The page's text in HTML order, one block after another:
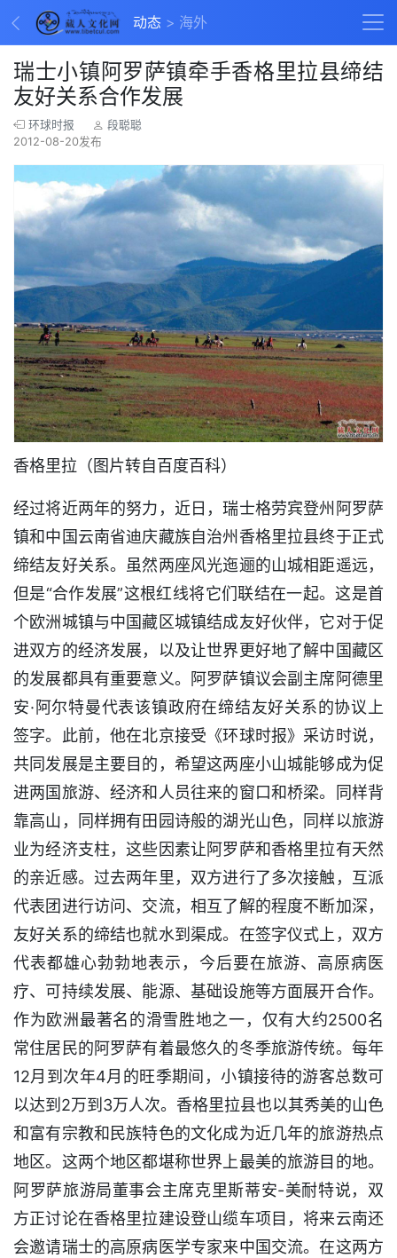
动态 海外
瑞士小镇阿罗萨镇牵手香格里拉县缔结
友好关系合作发展
环球时报
段聪聪
2012-08-20发布
香格里拉（图片转自百度百科）
经过将近两年的努力，近日，瑞士格劳宾登州阿罗萨
镇和中国云南省迪庆藏族自治州香格里拉县终于正式
缔结友好关系。虽然两座风光迤逦的山城相距遥远，
但是“合作发展”这根红线将它们联结在一起。这是首
个欧洲城镇与中国藏区城镇结成友好伙伴，它对于促
进双方的经济发展，以及让世界更好地了解中国藏区
的发展都具有重要意义。阿罗萨镇议会副主席阿德里
安·阿尔特曼代表该镇政府在缔结友好关系的协议上
签字。此前，他在北京接受《环球时报》采访时说，
共同发展是主要目的，希望这两座小山城能够成为促
进两国旅游、经济和人员往来的窗口和桥梁。同样背
靠高山，同样拥有田园诗般的湖光山色，同样以旅游
业为经济支柱，这些因素让阿罗萨和香格里拉有天然
的亲近感。过去两年里，双方进行了多次接触，互派
代表团进行访问、交流，相互了解的程度不断加深，
友好关系的缔结也就水到渠成。在签字仪式上，双方
代表都雄心勃勃地表示，今后要在旅游、高原病医
疗、可持续发展、能源、基础设施等方面展开合作。
作为欧洲最著名的滑雪胜地之一，仅有大约2500名
常住居民的阿罗萨有着最悠久的冬季旅游传统。每年
12月到次年4月的旺季期间，小镇接待的游客总数可
以达到2万到3万人次。香格里拉县也以其秀美的山色
和富有宗教和民族特色的文化成为近几年的旅游热点
地区。这两个地区都堪称世界上最美的旅游目的地。
阿罗萨旅游局董事会主席克里斯蒂安-美耐特说，双
方正讨论在香格里拉建设登山缆车项目，将来云南还
会邀请瑞士的高原病医学专家来中国交流。在这两方